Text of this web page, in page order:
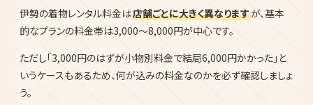
伊勢の着物レンタル料金は店舗ごとに大きく異なりますが、基本
的なプランの料金帯は3,000〜8,000円が中心です。
ただし「3,000円のはずが小物別料金で結局6,000円かかった」と
いうケースもあるため、何が込みの料金なのかを必ず確認しましょ
う。